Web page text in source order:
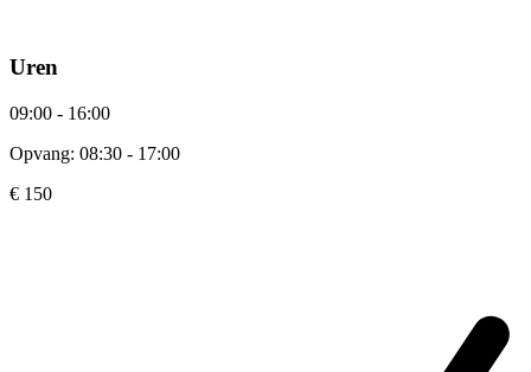
Uren
09:00 - 16:00
Opvang: 08:30 - 17:00
€ 150